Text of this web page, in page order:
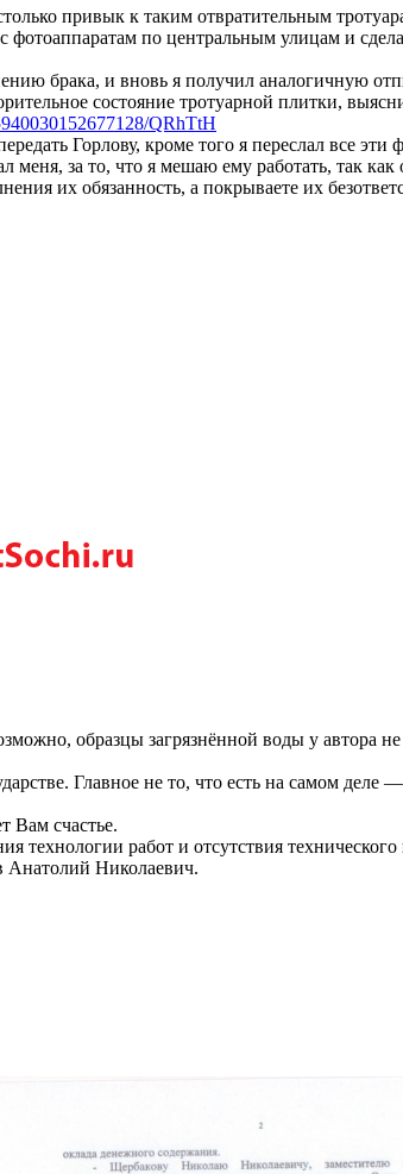
привык к таким отвратительным
по центральным улицам и
брака, и вновь я получил аналогичную
состояние тротуарной плитки,
QRhTtH
Горлову, кроме того я переслал все эти
за то, что я мешаю ему работать, так
их обязанность, а покрываете их
образцы загрязнённой воды у автора
Главное не то, что есть на
Вам счастье.
работ и отсутствия
Анатолий Николаевич.